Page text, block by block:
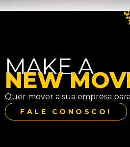
MAKE A
NEW
Quer mover a sua empresa
FALE CONOSCO!